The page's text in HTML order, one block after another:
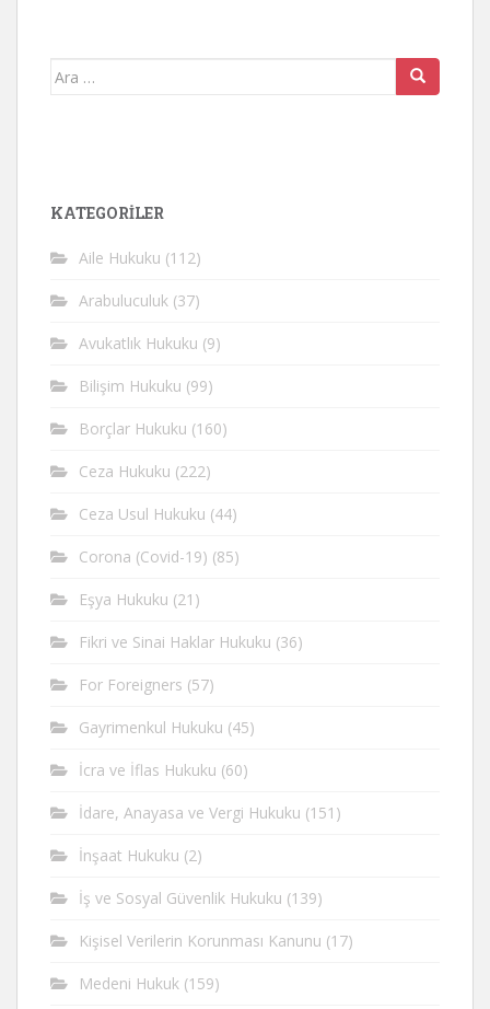
Arama
KATEGORİLER
Aile Hukuku (112)
Arabuluculuk (37)
Avukatlık Hukuku (9)
Bilişim Hukuku (99)
Borçlar Hukuku (160)
Ceza Hukuku (222)
Ceza Usul Hukuku (44)
Corona (Covid-19) (85)
Eşya Hukuku (21)
Fikri ve Sinai Haklar Hukuku (36)
For Foreigners (57)
Gayrimenkul Hukuku (45)
İcra ve İflas Hukuku (60)
İdare, Anayasa ve Vergi Hukuku (151)
İnşaat Hukuku (2)
İş ve Sosyal Güvenlik Hukuku (139)
Kişisel Verilerin Korunması Kanunu (17)
Medeni Hukuk (159)